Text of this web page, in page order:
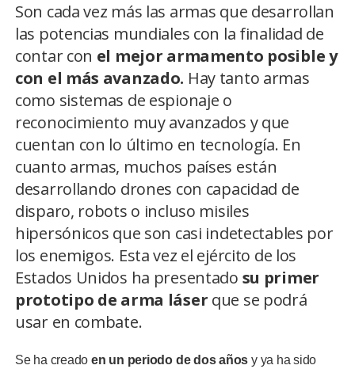
Son cada vez más las armas que desarrollan
las potencias mundiales con la finalidad de
contar con el mejor armamento posible y
con el más avanzado. Hay tanto armas
como sistemas de espionaje o
reconocimiento muy avanzados y que
cuentan con lo último en tecnología. En
cuanto armas, muchos países están
desarrollando drones con capacidad de
disparo, robots o incluso misiles
hipersónicos que son casi indetectables por
los enemigos. Esta vez el ejército de los
Estados Unidos ha presentado su primer
prototipo de arma láser que se podrá
usar en combate.
Se ha creado en un periodo de dos años y ya ha sido